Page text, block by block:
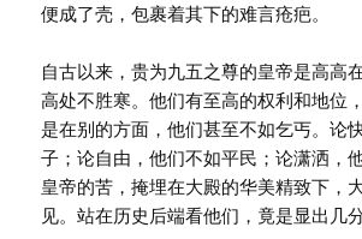
便成了壳，包裹着其下的难言疮疤。
自古以来，贵为九五之尊的皇帝是高高
高处不胜寒。他们有至高的权利和地位
是在别的方面，他们甚至不如乞丐。论
子；论自由，他们不如平民；论潇洒，
皇帝的苦，掩埋在大殿的华美精致下，
见。站在历史后端看他们，竟是显出几